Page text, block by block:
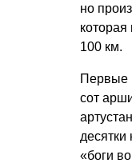
но
которая
100 км.
Первые
сот
десятки
«боги